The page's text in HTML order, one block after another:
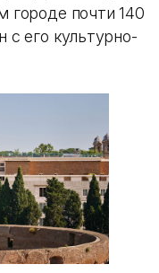
городе почти 140
с его культурно-